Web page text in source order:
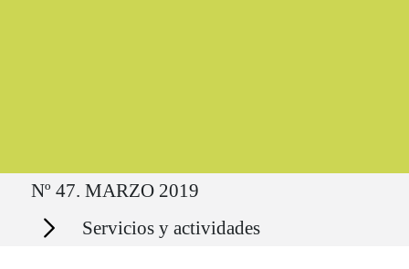
Ruta del sitio
Nº 47. MARZO 2019
Secciones Servicios y actividades